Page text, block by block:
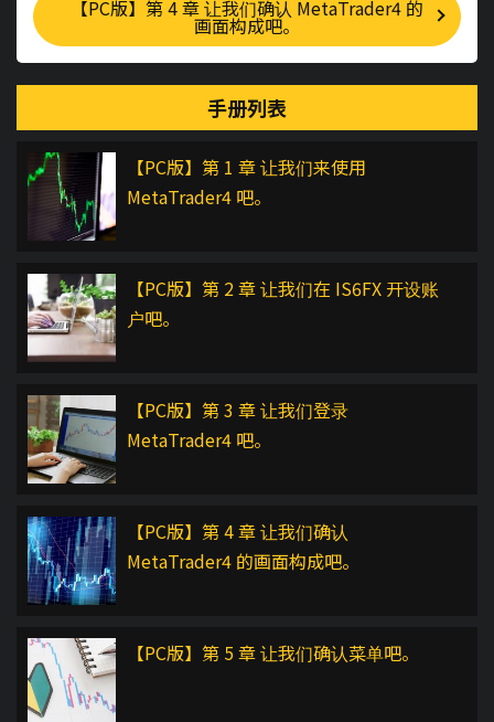
【PC版】第 4 章 让我们确认 MetaTrader4 的
画面构成吧。
手册列表
【PC版】第 1 章 让我们来使用
MetaTrader4 吧。
【PC版】第 2 章 让我们在 IS6FX 开设账
户吧。
【PC版】第 3 章 让我们登录
MetaTrader4 吧。
【PC版】第 4 章 让我们确认
MetaTrader4 的画面构成吧。
【PC版】第 5 章 让我们确认菜单吧。